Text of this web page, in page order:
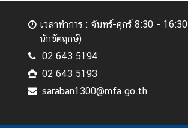
เวลาทำการ : จันทร์-ศุกร์ 8:30 -
นักขัตฤกษ์)
02 643 5194
02 643 5193
saraban1300@mfa.go.th